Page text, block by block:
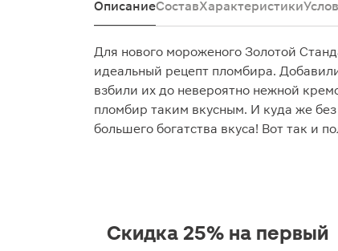
ОписаниеСоставХарактеристики
Для нового мороженого Золотой
идеальный рецепт пломбира.
взбили их до невероятно нежной
пломбир таким вкусным. И куда же
большего богатства вкуса! Вот так и
Скидка 25% на первый